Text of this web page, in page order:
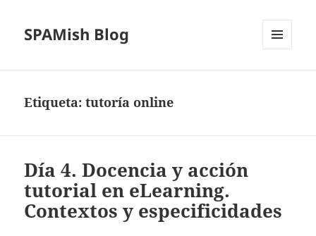
SPAMish Blog
Etiqueta:tutoría online
Día 4. Docencia y acción
tutorial en eLearning.
Contextos y especificidades